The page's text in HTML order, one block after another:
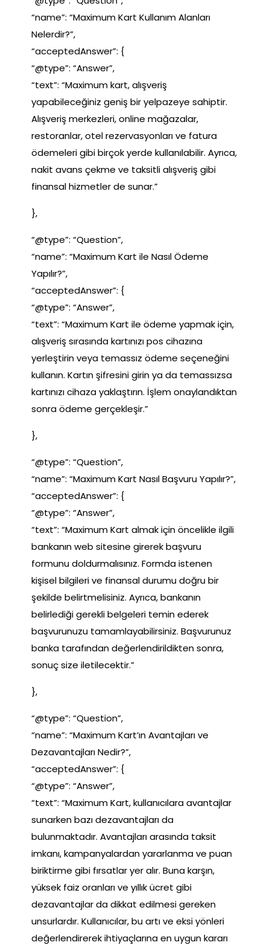
“name”: “Maximum Kart Kullanım Alanları
Nelerdir?”,
“acceptedAnswer”: {
“@type”: “Answer”,
“text”: “Maximum kart, alışveriş
yapabileceğiniz geniş bir yelpazeye sahiptir.
Alışveriş merkezleri, online mağazalar,
restoranlar, otel rezervasyonları ve fatura
ödemeleri gibi birçok yerde kullanılabilir. Ayrıca,
nakit avans çekme ve taksitli alışveriş gibi
finansal hizmetler de sunar.”
},
“@type”: “Question”,
“name”: “Maximum Kart ile Nasıl Ödeme
Yapılır?”,
“acceptedAnswer”: {
“@type”: “Answer”,
“text”: “Maximum Kart ile ödeme yapmak için,
alışveriş sırasında kartınızı pos cihazına
yerleştirin veya temassız ödeme seçeneğini
kullanın. Kartın şifresini girin ya da temassızsa
kartınızı cihaza yaklaştırın. İşlem onaylandıktan
sonra ödeme gerçekleşir.”
},
“@type”: “Question”,
“name”: “Maximum Kart Nasıl Başvuru Yapılır?”,
“acceptedAnswer”: {
“@type”: “Answer”,
“text”: “Maximum Kart almak için öncelikle ilgili
bankanın web sitesine girerek başvuru
formunu doldurmalısınız. Formda istenen
kişisel bilgileri ve finansal durumu doğru bir
şekilde belirtmelisiniz. Ayrıca, bankanın
belirlediği gerekli belgeleri temin ederek
başvurunuzu tamamlayabilirsiniz. Başvurunuz
banka tarafından değerlendirildikten sonra,
sonuç size iletilecektir.”
},
“@type”: “Question”,
“name”: “Maximum Kart’ın Avantajları ve
Dezavantajları Nedir?”,
“acceptedAnswer”: {
“@type”: “Answer”,
“text”: “Maximum Kart, kullanıcılara avantajlar
sunarken bazı dezavantajları da
bulunmaktadır. Avantajları arasında taksit
imkanı, kampanyalardan yararlanma ve puan
biriktirme gibi fırsatlar yer alır. Buna karşın,
yüksek faiz oranları ve yıllık ücret gibi
dezavantajlar da dikkat edilmesi gereken
unsurlardır. Kullanıcılar, bu artı ve eksi yönleri
değerlendirerek ihtiyaçlarına en uygun kararı